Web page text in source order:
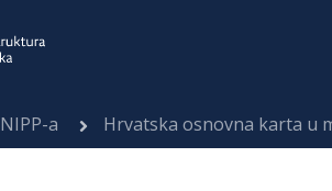
a Hrvatska osnovna karta u